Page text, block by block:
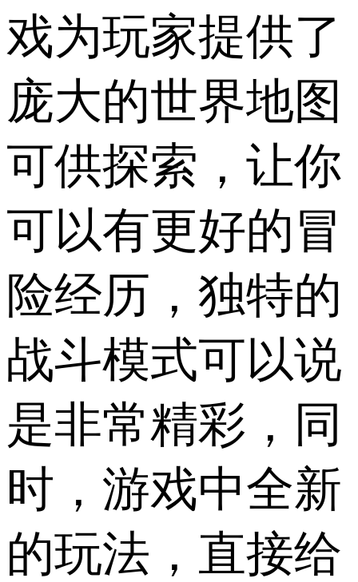
戏为玩家提供了
庞大的世界地图
可供探索，让你
可以有更好的冒
险经历，独特的
战斗模式可以说
是非常精彩，同
时，游戏中全新
的玩法，直接给